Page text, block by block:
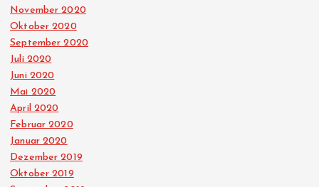
November 2020
Oktober 2020
September 2020
Juli 2020
Juni 2020
Mai 2020
April 2020
Februar 2020
Januar 2020
Dezember 2019
Oktober 2019